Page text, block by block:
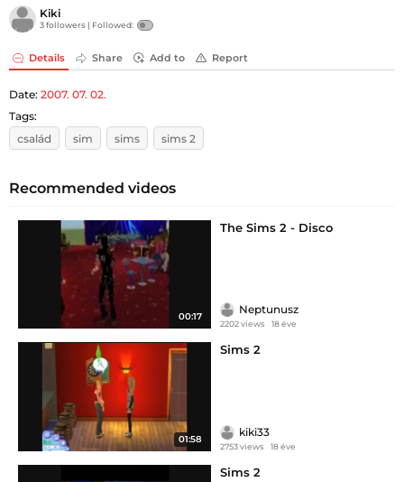
Kiki
3 followers | Followed:
Details Share Add to Report
Date: 2007. 07. 02.
Tags:
család
sim sims sims 2
Recommended videos
00:17
The Sims 2 - Disco
Neptunusz
2202 views 18 éve
01:58
Sims 2
kiki33
2753 views 18 éve
Sims 2